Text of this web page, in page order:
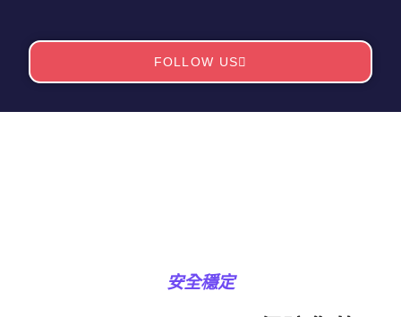
FOLLOW US
安全穩定